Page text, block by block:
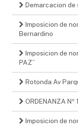
Demarcacion de
Imposicion de
Bernardino
Imposicion de
PAZ”
Rotonda Av
ORDENANZA
Imposicion de